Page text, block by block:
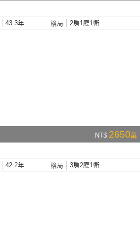
43.3年 格局 2房1廳1衛
NT$ 2650萬
42.2年 格局 3房2廳1衛